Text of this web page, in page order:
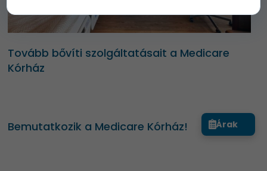
Tovább bővíti szolgáltatásait a Medicare
Kórház
Bemutatkozik a Medicare Kórház! Árak